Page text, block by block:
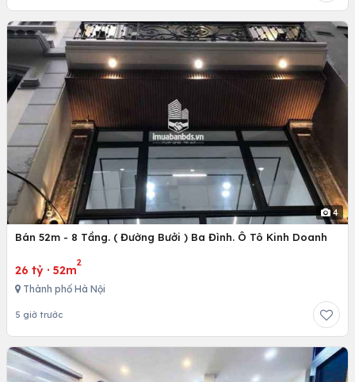
4
Bán 52m - 8 Tầng. ( Đường Bưởi ) Ba Đình. Ô Tô Kinh Doanh
26 tỷ · 52m
2
Thành phố Hà Nội
5 giờ trước